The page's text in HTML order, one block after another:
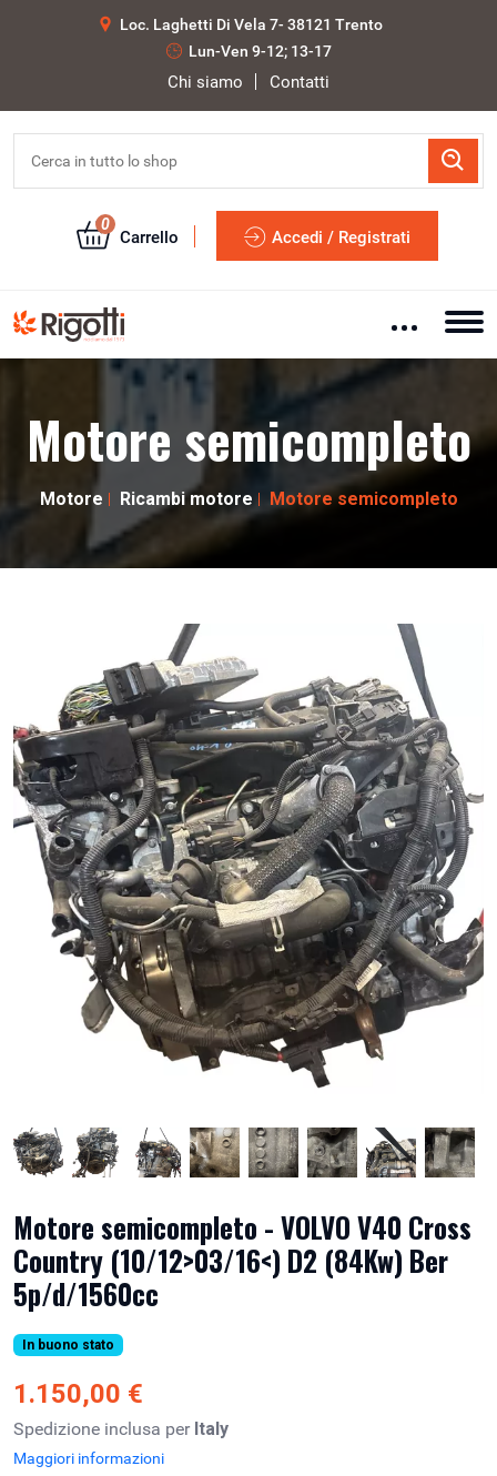
Loc. Laghetti Di Vela 7- 38121 Trento
Lun-Ven 9-12; 13-17
Chi siamo Contatti
0
Carrello Accedi / Registrati
Motore semicompleto
Motore Ricambi motore Motore semicompleto
Motore semicompleto - VOLVO V40 Cross
Country (10/12>03/16<) D2 (84Kw) Ber
5p/d/1560cc
In buono stato
1.150,00 €
Spedizione inclusa per Italy
Maggiori informazioni